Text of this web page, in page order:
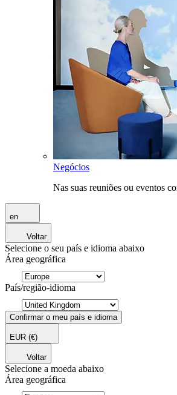
Negócios
Nas suas reuniões ou eventos
en
Voltar
Selecione o seu país e idioma abaixo
Área geográfica
País/região-idioma
Confirmar o meu país e idioma
EUR (€)
Voltar
Selecione a moeda abaixo
Área geográfica